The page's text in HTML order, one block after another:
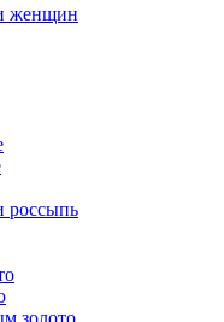
женщин
россыпь
золото